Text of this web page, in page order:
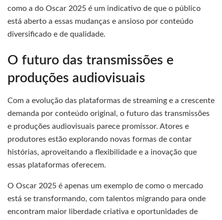
como a do Oscar 2025 é um indicativo de que o público
está aberto a essas mudanças e ansioso por conteúdo
diversificado e de qualidade.
O futuro das transmissões e
produções audiovisuais
Com a evolução das plataformas de streaming e a crescente
demanda por conteúdo original, o futuro das transmissões
e produções audiovisuais parece promissor. Atores e
produtores estão explorando novas formas de contar
histórias, aproveitando a flexibilidade e a inovação que
essas plataformas oferecem.
O Oscar 2025 é apenas um exemplo de como o mercado
está se transformando, com talentos migrando para onde
encontram maior liberdade criativa e oportunidades de